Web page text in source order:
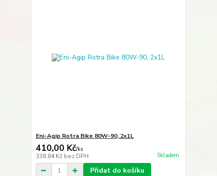
Eni-Agip Rotra Bike 80W-90, 2x1L
410,00 Kč/ks
338,84 Kč bez DPH Skladem
Přidat do košíku